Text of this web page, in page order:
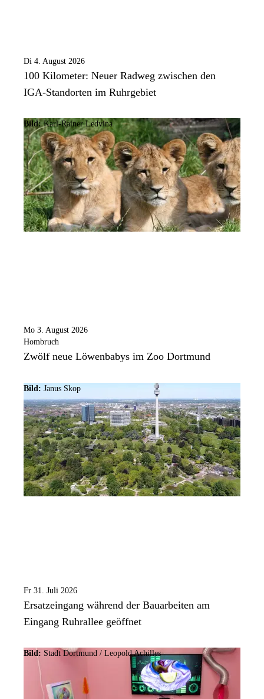
Di 4. August 2026
100 Kilometer: Neuer Radweg zwischen den
IGA-Standorten im Ruhrgebiet
Bild: Karl-Rainer Ledvina
Mo 3. August 2026
Hombruch
Zwölf neue Löwenbabys im Zoo Dortmund
Bild: Janus Skop
Fr 31. Juli 2026
Ersatzeingang während der Bauarbeiten am
Eingang Ruhrallee geöffnet
Bild: Stadt Dortmund / Leopold Achilles